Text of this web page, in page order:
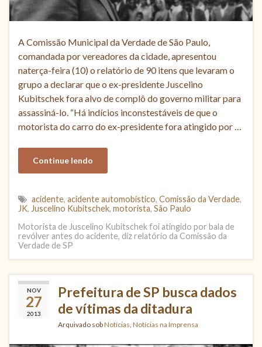
A Comissão Municipal da Verdade de São Paulo,
comandada por vereadores da cidade, apresentou
naterça-feira (10) o relatório de 90 itens que levaram o
grupo a declarar que o ex-presidente Juscelino
Kubitschek fora alvo de complô do governo militar para
assassiná-lo. “Há indícios inconstestáveis de que o
motorista do carro do ex-presidente fora atingido por …
Continue lendo
acidente, acidente automobístico, Comissão da Verdade,
JK, Juscelino Kubitschek, motorista, São Paulo
Motorista de Juscelino Kubitschek foi atingido por bala de
revólver antes do acidente, diz relatório da Comissão da
Verdade de SP
NOV
27
2013
Prefeitura de SP busca dados
de vítimas da ditadura
Arquivado sobNotícias, Notícias na Imprensa